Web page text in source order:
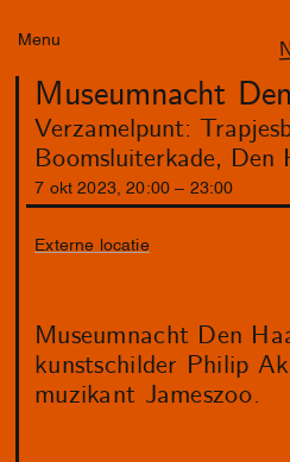
Menu
Museumnacht
Verzamelpunt:
Boomsluiterkade, Den
7 okt 2023 ,20 :00 23 :00
Externe locatie
Museumnacht Den
kunstschilder Philip
muzikant Jameszoo.